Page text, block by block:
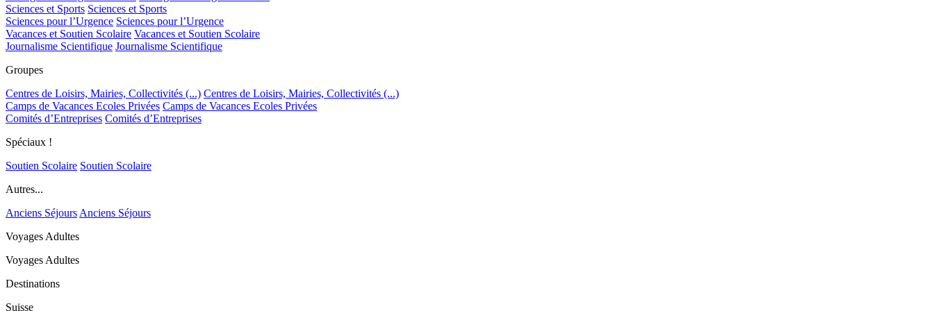
Sciences et Sports Sciences et Sports
Sciences pour l’Urgence Sciences pour l’Urgence
Vacances et Soutien Scolaire Vacances et Soutien Scolaire
Journalisme Scientifique Journalisme Scientifique
Groupes
Centres de Loisirs, Mairies, Collectivités (...) Centres de Loisirs, Mairies, Collectivités (...)
Camps de Vacances Ecoles Privées Camps de Vacances Ecoles Privées
Comités d’Entreprises Comités d’Entreprises
Spéciaux !
Soutien Scolaire Soutien Scolaire
Autres...
Anciens Séjours Anciens Séjours
Voyages Adultes
Voyages Adultes
Destinations
Suisse